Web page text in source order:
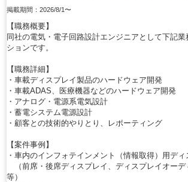
掲載期間：2026/8/1〜
【職務概要】
同社の電気・電子回路設計エンジニアとして下記
ションです。
【職務詳細】
・車載ディスプレイ製品のハードウェア開発
・車載ADAS、医療機器などのハードウェア開発
・アナログ・電源系電気設計
・蓄電システム電源設計
・顧客との技術的やりとり、レポーティング
【案件事例】
・車内のインフォテインメント（情報取得）用デ
（前席・後席ディスプレイ、ディスプレイオー
等）